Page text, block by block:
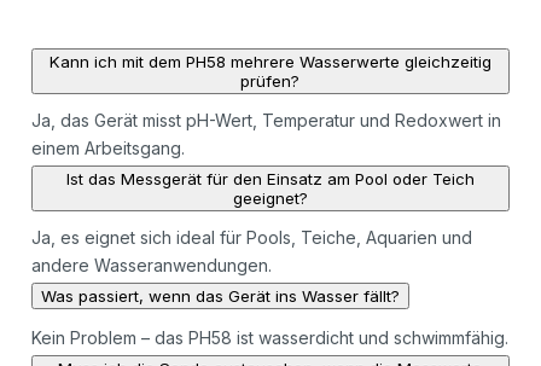
Kann ich mit dem PH58 mehrere Wasserwerte gleichzeitig
prüfen?
Ja, das Gerät misst pH-Wert, Temperatur und Redoxwert in
einem Arbeitsgang.
Ist das Messgerät für den Einsatz am Pool oder Teich
geeignet?
Ja, es eignet sich ideal für Pools, Teiche, Aquarien und
andere Wasseranwendungen.
Was passiert, wenn das Gerät ins Wasser fällt?
Kein Problem – das PH58 ist wasserdicht und schwimmfähig.